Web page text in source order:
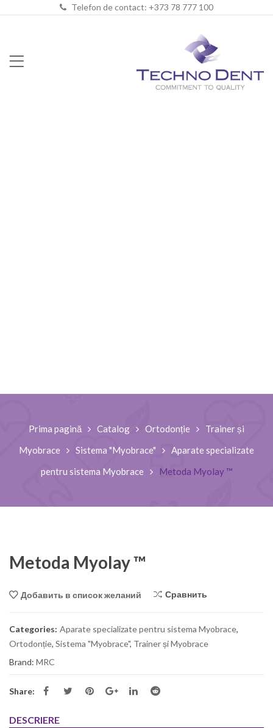
Telefon de contact: +373 78 777 100
Prima pagină Catalog Ortodonție
Trainer și
Myobrace
Sistema "Myobrace"
Aparate specializate
pentru sistema Myobrace
Metoda Myolay ™
Metoda Myolay ™
Добавить в список желаний Сравнить
Categories: Aparate specializate pentru sistema Myobrace,
Ortodonție, Sistema "Myobrace", Trainer și Myobrace
Brand: MRC
Share:
DESCRIERE